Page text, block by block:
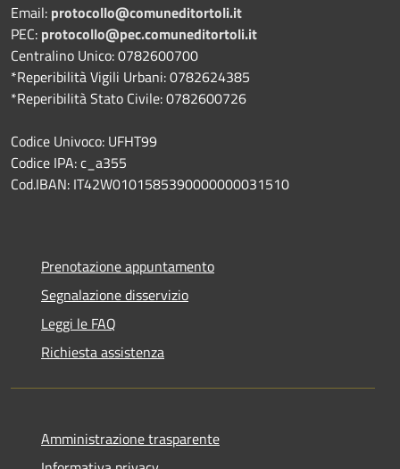
Email: protocollo@comuneditortoli.it
PEC: protocollo@pec.comuneditortoli.it
Centralino Unico: 0782600700
*Reperibilità Vigili Urbani: 0782624385
*Reperibilità Stato Civile: 0782600726
Codice Univoco: UFHT99
Codice IPA: c_a355
Cod.IBAN: IT42W0101585390000000031510
Prenotazione appuntamento
Segnalazione disservizio
Leggi le FAQ
Richiesta assistenza
Amministrazione trasparente